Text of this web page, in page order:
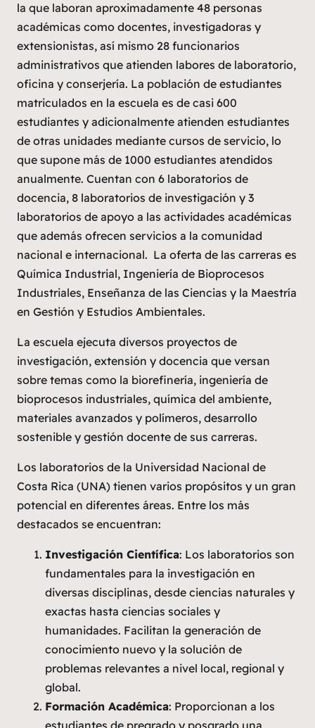
la que laboran aproximadamente 48 personas
académicas como docentes, investigadoras y
extensionistas, así mismo 28 funcionarios
administrativos que atienden labores de laboratorio,
oficina y conserjería. La población de estudiantes
matriculados en la escuela es de casi 600
estudiantes y adicionalmente atienden estudiantes
de otras unidades mediante cursos de servicio, lo
que supone más de 1000 estudiantes atendidos
anualmente. Cuentan con 6 laboratorios de
docencia, 8 laboratorios de investigación y 3
laboratorios de apoyo a las actividades académicas
que además ofrecen servicios a la comunidad
nacional e internacional. La oferta de las carreras es
Química Industrial, Ingeniería de Bioprocesos
Industriales, Enseñanza de las Ciencias y la Maestría
en Gestión y Estudios Ambientales.
La escuela ejecuta diversos proyectos de
investigación, extensión y docencia que versan
sobre temas como la biorefinería, ingeniería de
bioprocesos industriales, química del ambiente,
materiales avanzados y polímeros, desarrollo
sostenible y gestión docente de sus carreras.
Los laboratorios de la Universidad Nacional de
Costa Rica (UNA) tienen varios propósitos y un gran
potencial en diferentes áreas. Entre los más
destacados se encuentran:
Investigación Científica: Los laboratorios son
fundamentales para la investigación en
diversas disciplinas, desde ciencias naturales y
exactas hasta ciencias sociales y
humanidades. Facilitan la generación de
conocimiento nuevo y la solución de
problemas relevantes a nivel local, regional y
global.
Formación Académica: Proporcionan a los